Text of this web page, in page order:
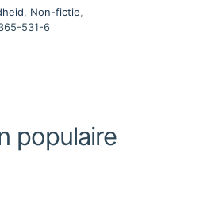
Non-fictie
531-6
populaire